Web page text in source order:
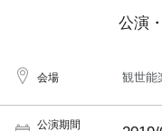
公演
会場 観世能
公演期間